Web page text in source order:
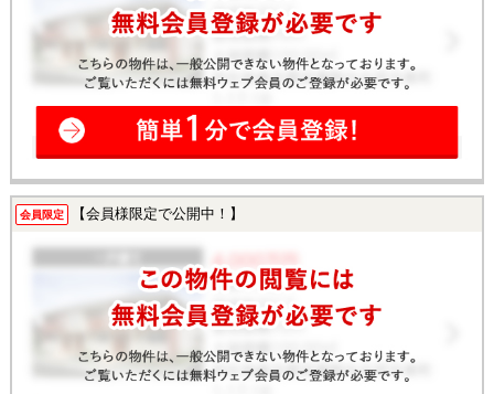
会員限定 【会員様限定で公開中！】